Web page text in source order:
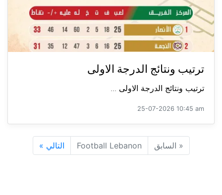
ترتيب ونتائج الدرجة الاولى
ترتيب ونتائج الدرجة الاولى ...
25-07-2026 10:45 am
« السابق Football Lebanon التالي »